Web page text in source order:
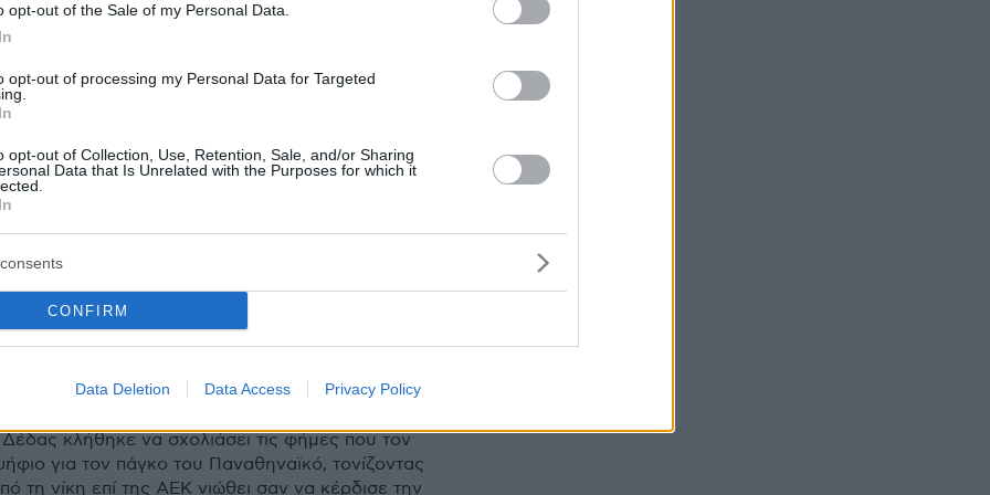
opt-out of the Sale of my Personal Data.
opt-out of processing my Personal Data for Targeted
opt-out of Collection, Use, Retention, Sale, and/or Sharing
Data that Is Unrelated with the Purposes for which it
CONFIRM
Data Deletion Data Access Privacy Policy
Ρουκέτα έσκασε δίπλα στο
της Χάποελ Χολόν την ώρα της
έζησαν στη Χάποελ Χολόν του Στέφανου Δέδα,
προσγειώθηκε 200 μέτρα από το κλειστό, όπου
«Τιμή μου να θεωρούμαι
για τον Παναθηναϊκό»
κλήθηκε να σχολιάσει τις φήμες που τον
για τον πάγκο του Παναθηναϊκό, τονίζοντας
τη νίκη επί της ΑΕΚ νιώθει σαν να κέρδισε την